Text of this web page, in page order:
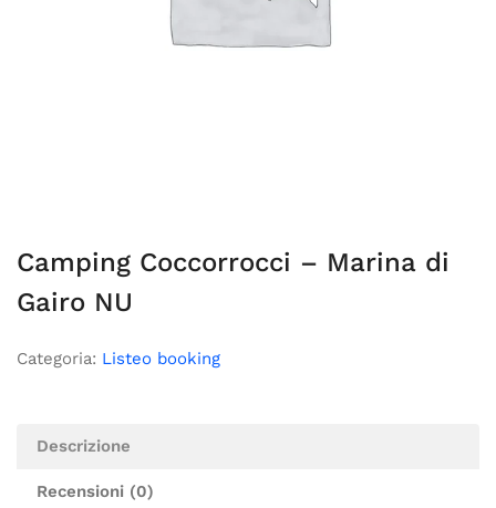
Camping Coccorrocci – Marina di
Gairo NU
Categoria: Listeo booking
Descrizione
Recensioni (0)